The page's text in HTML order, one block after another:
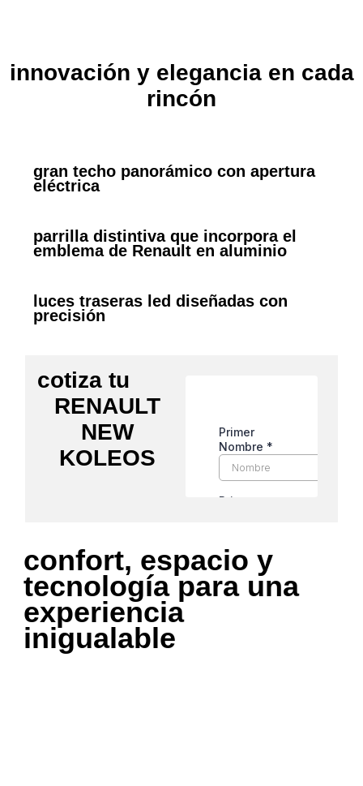
innovación y elegancia en cada
rincón
gran techo panorámico con apertura
eléctrica
parrilla distintiva que incorpora el
emblema de Renault en aluminio
luces traseras led diseñadas con
precisión
cotiza tu
RENAULT
NEW
KOLEOS
confort, espacio y
tecnología para una
experiencia
inigualable